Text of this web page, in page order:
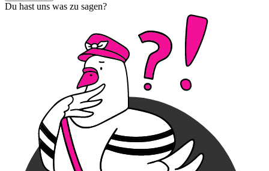
Du hast uns was zu sagen?